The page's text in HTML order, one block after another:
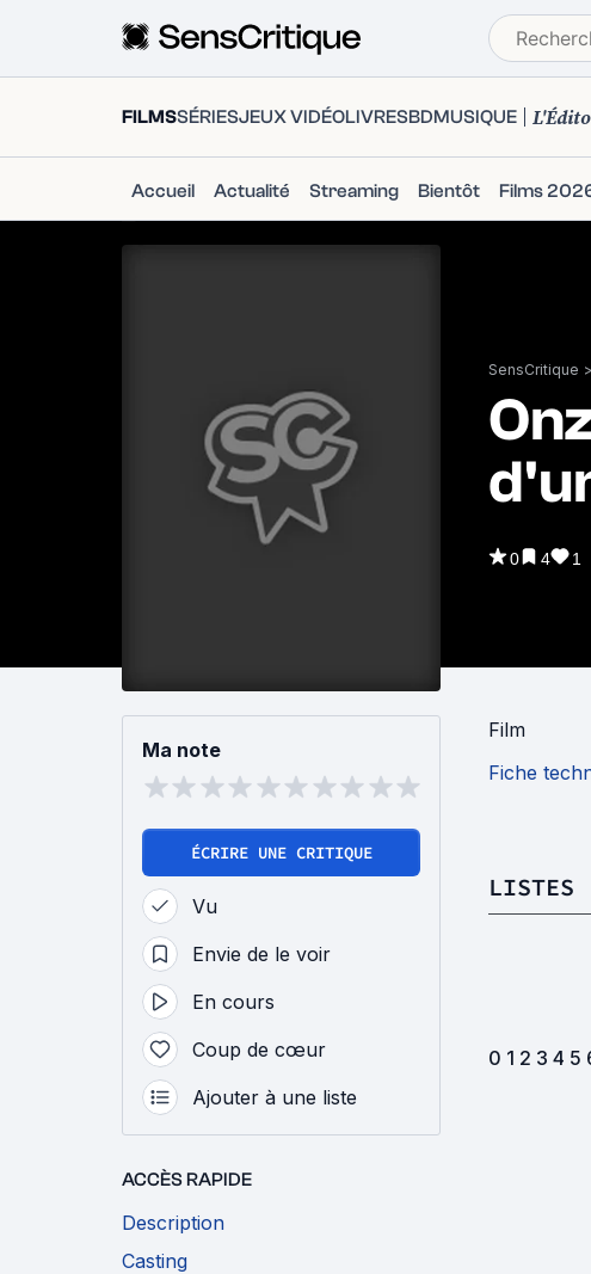
FILMSSÉRIESJEUX VIDÉOLIVRESBDMUSIQUE L'Édito
Accueil Actualité Streaming Bientôt Films
SensCritique >
0 4 1
Ma note
ÉCRIRE UNE CRITIQUE
Vu
Envie de le voir
En cours
Coup de cœur
Ajouter à une liste
ACCÈS RAPIDE
Description
Casting
Film
Fiche
LISTES
0 1 2 3 4 5